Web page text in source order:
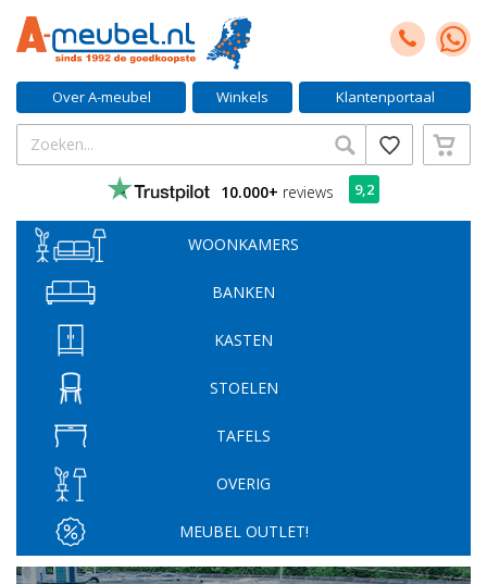
Over A-meubel Winkels Klantenportaal
10.000+ reviews 9,2
WOONKAMERS
BANKEN
KASTEN
STOELEN
TAFELS
OVERIG
MEUBEL OUTLET!